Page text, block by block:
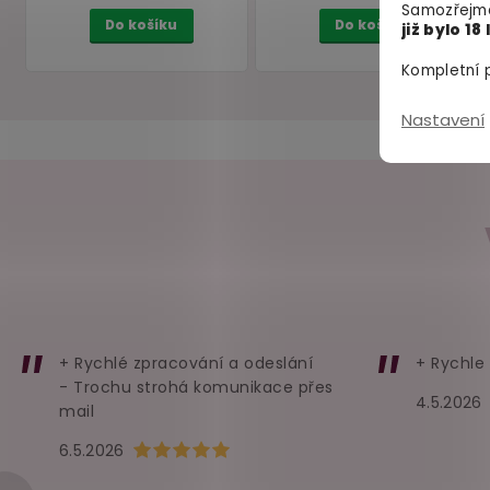
již bylo 18
Kompletní
Nastavení
Šimrátko z peříček,
Hodnocení obchodu je 5 z 5 hvězdiček.
6.5.2026
+ Rychlé zpracování a odeslání
- Trochu strohá komunikace přes
mail
4.5.2026
+